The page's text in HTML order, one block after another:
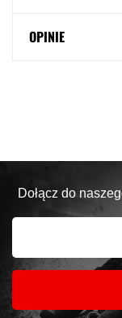
OPINIE
Dołącz do